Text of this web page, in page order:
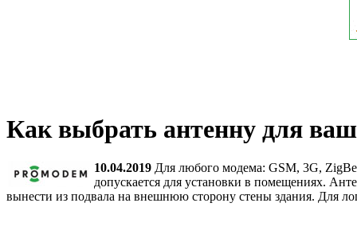
Как выбрать антенну для
10.04.2019 Для любого модема: GSM, 3G,
допускается для установки в помещениях.
вынести из подвала на внешнюю сторону стены здания. Для